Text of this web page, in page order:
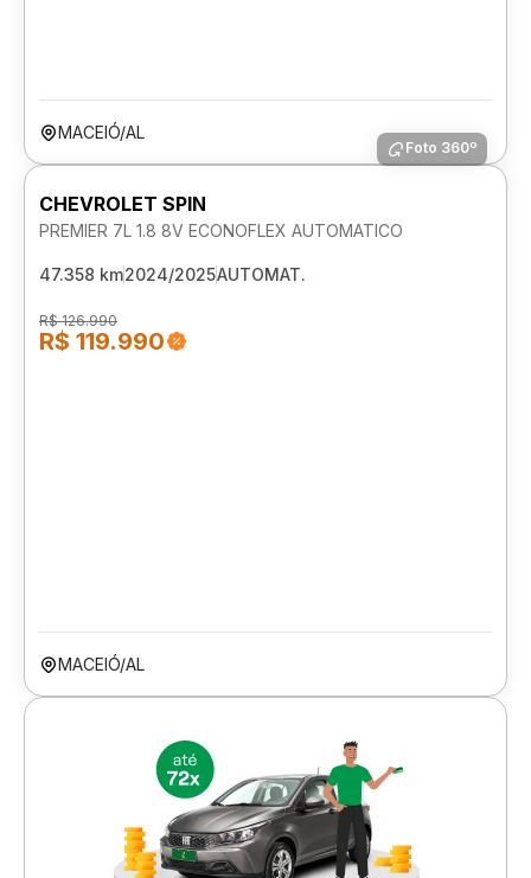
MACEIÓ/AL
Foto 360º
CHEVROLET SPIN
PREMIER 7L 1.8 8V ECONOFLEX AUTOMATICO
47.358 km2024/2025AUTOMAT.
R$ 126.990
R$ 119.990
MACEIÓ/AL